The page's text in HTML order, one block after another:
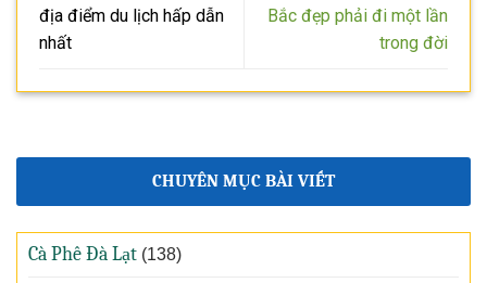
địa điểm du lịch hấp dẫn
nhất
Bắc đẹp phải đi một lần
trong đời
CHUYÊN MỤC BÀI VIẾT
Cà Phê Đà Lạt (138)